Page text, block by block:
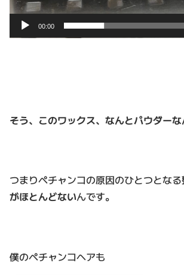
00:00
そう、このワックス、なんとパウダーな
つまりペチャンコの原因のひとつとなる
がほとんどないんです。
僕のペチャンコヘアも